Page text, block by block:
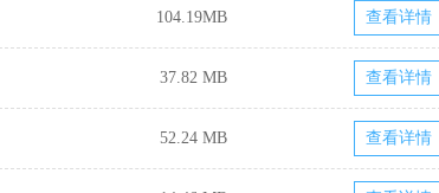
104.19MB 查看详情
37.82 MB 查看详情
52.24 MB 查看详情